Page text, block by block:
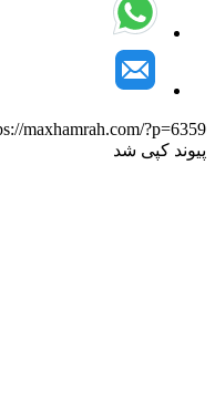
https://maxhamrah.com/
کپی شد